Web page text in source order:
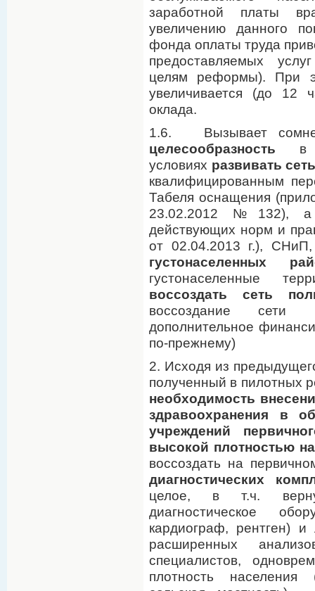
заработной платы
увеличению данного
фонда оплаты труда
предоставляемых
целям реформы). При
увеличивается (до 12
оклада.
1.6. Вызывает
целесообразность в
условиях развивать
квалифицированным
Табеля оснащения
23.02.2012 №132), а
действующих норм и
от 02.04.2013 г.),
густонаселенных
густонаселенные
воссоздать сеть
воссоздание сети
дополнительное
по-прежнему)
2. Исходя из
полученный в пилотных
необходимость
здравоохранения в
учреждений
высокой плотностью
воссоздать на
диагностических
целое, в т.ч.
диагностическое
кардиограф, рентген)
расширенных
специалистов,
плотность населения